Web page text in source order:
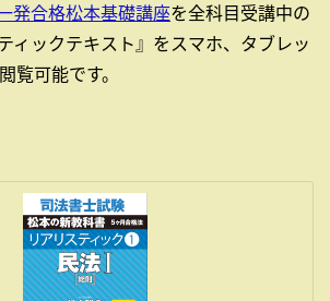
発合格松本基礎講座を全科目受講中の
ィックテキスト』をスマホ、タブレッ
覧可能です。